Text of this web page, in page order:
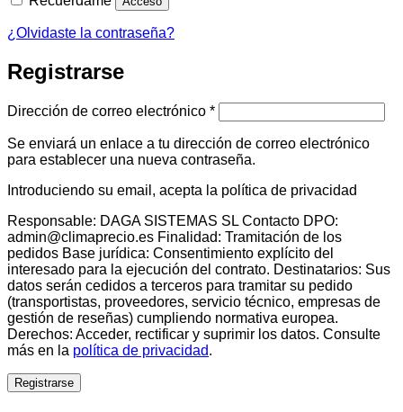
¿Olvidaste la contraseña?
Registrarse
Dirección de correo electrónico *Obligatorio
Se enviará un enlace a tu dirección de correo electrónico
para establecer una nueva contraseña.
Introduciendo su email, acepta la política de privacidad
Responsable: DAGA SISTEMAS SL Contacto DPO:
admin@climaprecio.es Finalidad: Tramitación de los
pedidos Base jurídica: Consentimiento explícito del
interesado para la ejecución del contrato. Destinatarios: Sus
datos serán cedidos a terceros para tramitar su pedido
(transportistas, proveedores, servicio técnico, empresas de
gestión de reseñas) cumpliendo normativa europea.
Derechos: Acceder, rectificar y suprimir los datos. Consulte
más en la política de privacidad.
Registrarse